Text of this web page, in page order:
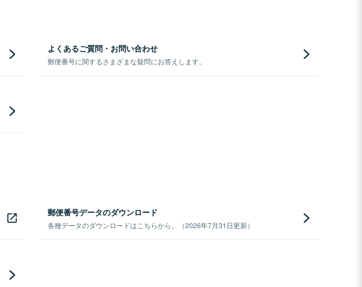
よくあるご質問・お問い合わせ
郵便番号に関するさまざまな疑問にお答えします。
郵便番号データのダウンロード
各種データのダウンロードはこちらから。（2026年7月31日更新）